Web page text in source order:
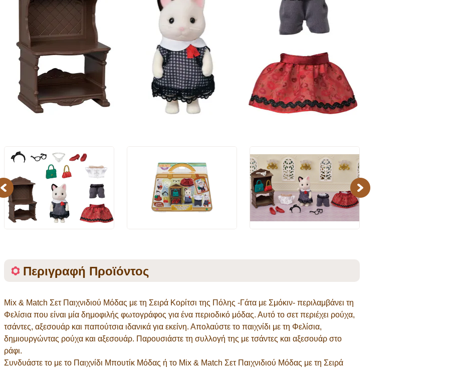
Previous Next
Περιγραφή Προϊόντος
Mix & Match Σετ Παιχνιδιού Μόδας με τη Σειρά Κορίτσι της Πόλης -Γάτα με Σμόκιν- περιλαμβάνει τη
Φελίσια που είναι μία δημοφιλής φωτογράφος για ένα περιοδικό μόδας. Αυτό το σετ περιέχει ρούχα,
τσάντες, αξεσουάρ και παπούτσια ιδανικά για εκείνη. Απολαύστε το παιχνίδι με τη Φελίσια,
δημιουργώντας ρούχα και αξεσουάρ. Παρουσιάστε τη συλλογή της με τσάντες και αξεσουάρ στο
ράφι.
Συνδυάστε το με το Παιχνίδι Μπουτίκ Μόδας ή το Mix & Match Σετ Παιχνιδιού Μόδας με τη Σειρά